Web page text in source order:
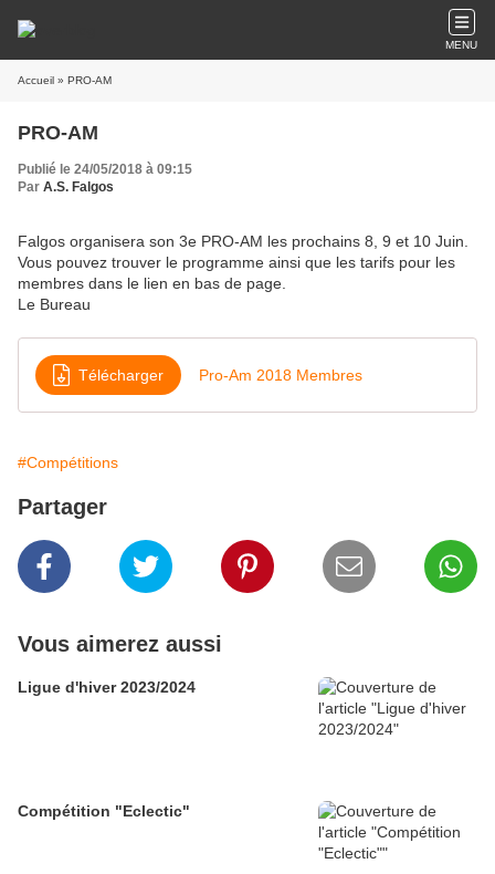
MENU
Accueil » PRO-AM
PRO-AM
Publié le 24/05/2018 à 09:15
Par A.S. Falgos
Falgos organisera son 3e PRO-AM les prochains 8, 9 et 10 Juin.
Vous pouvez trouver le programme ainsi que les tarifs pour les
membres dans le lien en bas de page.
Le Bureau
Télécharger Pro-Am 2018 Membres
#Compétitions
Partager
Vous aimerez aussi
Ligue d'hiver 2023/2024
Compétition "Eclectic"